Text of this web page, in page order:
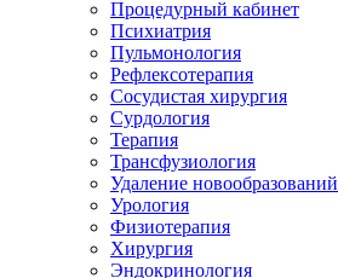
Процедурный кабинет
Психиатрия
Пульмонология
Рефлексотерапия
Сосудистая хирургия
Сурдология
Терапия
Трансфузиология
Удаление новообразований
Урология
Физиотерапия
Хирургия
Эндокринология